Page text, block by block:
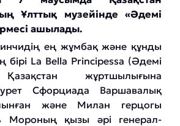
Ұлттық музейінде «Әдемі
ашылады.
ең жұмбақ және құнды
La Bella Principessa (Әдемі
жұртшылығына
Сфорциада Варшавалық
және Милан герцогы
Мороның қызы әрі генерал-